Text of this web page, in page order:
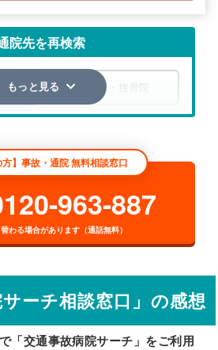
院先を再検索
整骨院・接骨院
検索する
条件で絞り込む
の他の検索方法
院名から探す
もっと見る
方】事故・通院 無料相談窓口
963-887
わる場合があります（通話無料）
サーチ相談窓口」の感想
「交通事故病院サーチ」をご利用